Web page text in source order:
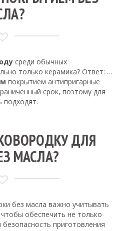
среди обычных
только керамика? Ответ: …
покрытием антипригарные
срок, поэтому для
подходят.
ДЛЯ
МАСЛА?
без масла важно учитывать
обеспечить не только
приготовления